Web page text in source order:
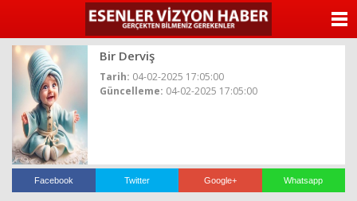
Bir Derviş
Tarih: 04-02-2025 17:05:00
Güncelleme: 04-02-2025 17:05:00
Facebook Twitter Google+ Whatsapp
ANASAYFA
YAZARLAR